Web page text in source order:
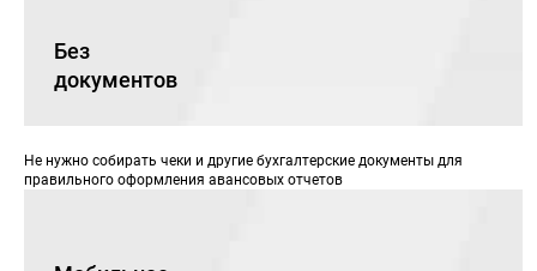
Без
документов
Не нужно собирать чеки и другие бухгалтерские документы для
правильного оформления авансовых отчетов